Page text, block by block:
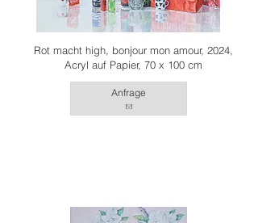
Rot macht high, bonjour mon amour, 2024,
Acryl auf Papier, 70 x 100 cm
Anfrage